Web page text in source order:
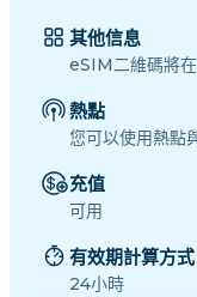
其他信息
eSIM二維碼將
熱點
您可以使用熱點
充值
可用
有效期計算方式
24小時